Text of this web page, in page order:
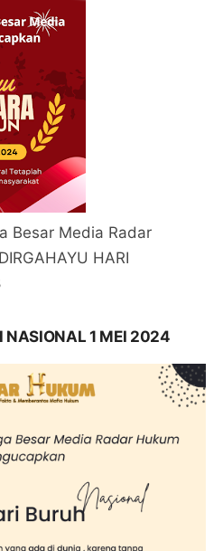
Besar Media Radar
HARI
NASIONAL 1 MEI 2024